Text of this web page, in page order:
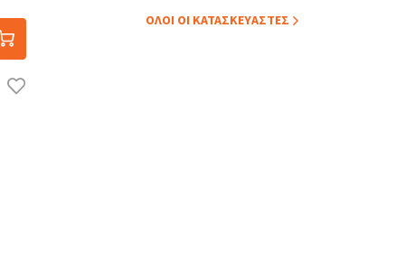
ΟΛOI ΟΙ ΚΑΤΑΣΚΕYΑΣΤΕΣ